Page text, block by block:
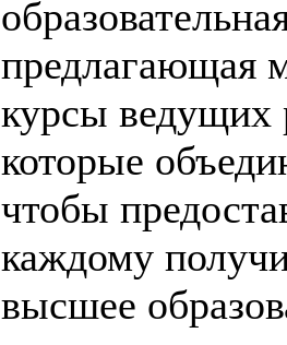
предлагающая
курсы ведущих
которые
чтобы
каждому
высшее